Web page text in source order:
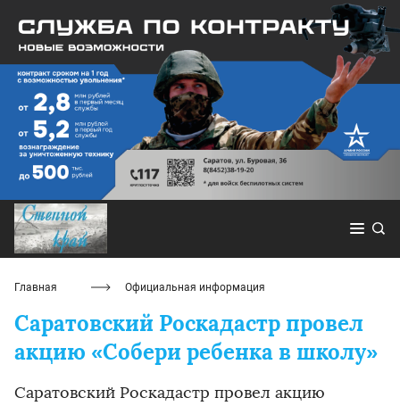
Главная Официальная информация
Саратовский Роскадастр провел
акцию «Собери ребенка в школу»
Саратовский Роскадастр провел акцию